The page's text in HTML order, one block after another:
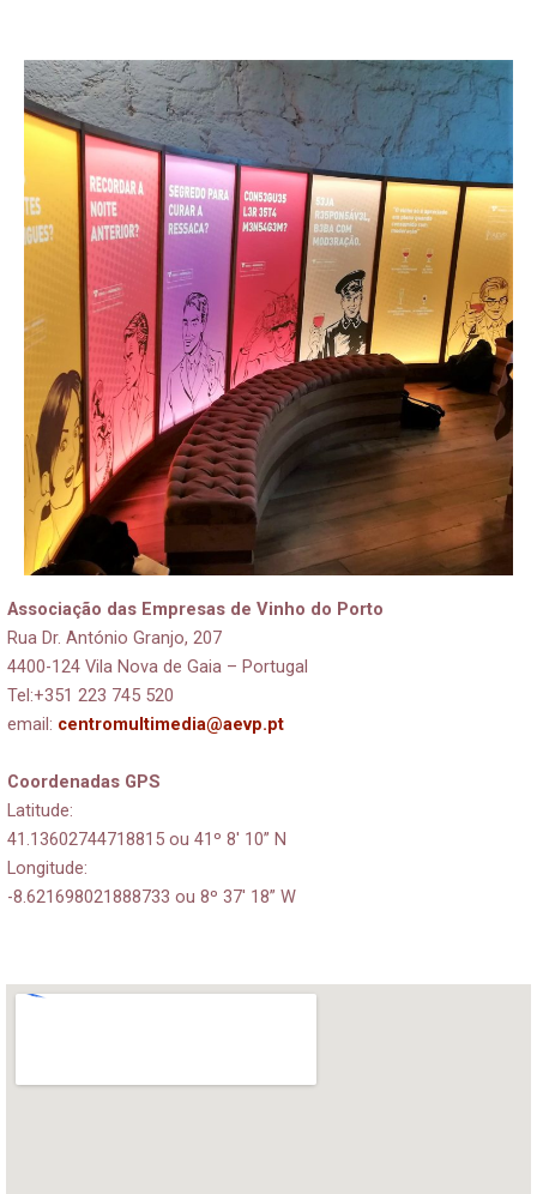
Associação das Empresas de Vinho do Porto
Rua Dr. António Granjo, 207
4400-124 Vila Nova de Gaia – Portugal
Tel:+351 223 745 520
email: centromultimedia@aevp.pt
Coordenadas GPS
Latitude:
41.13602744718815 ou 41º 8′ 10” N
Longitude:
-8.621698021888733 ou 8º 37′ 18” W